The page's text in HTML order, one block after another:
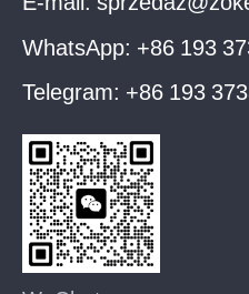
WhatsApp: +86 193
Telegram: +86 193